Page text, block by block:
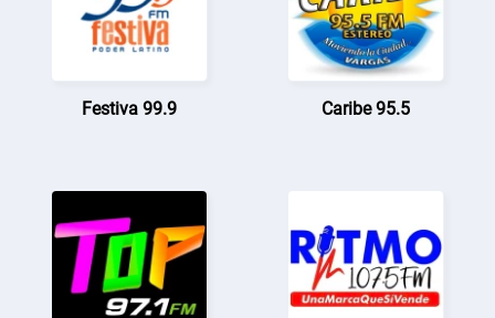
Festiva 99.9 Caribe 95.5